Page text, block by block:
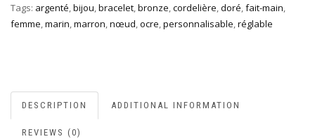
Tags: argenté,bijou,bracelet,bronze,cordelière,doré,fait-main,
femme,marin,marron,nœud,ocre,personnalisable,réglable
DESCRIPTION ADDITIONAL INFORMATION
REVIEWS (0)